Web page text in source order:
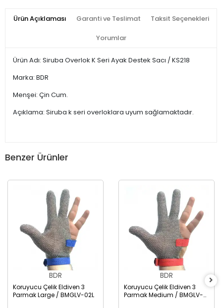
Ürün Açıklaması Garanti ve Teslimat Taksit Seçenekleri
Yorumlar
Ürün Adı: Siruba Overlok K Seri Ayak Destek Sacı / KS218
Marka: BDR
Menşei: Çin Cum.
Açıklama: Siruba k seri overloklara uyum sağlamaktadır.
Benzer Ürünler
BDR
Koruyucu Çelik Eldiven 3
Parmak Large / BMGLV-02L
BDR
Koruyucu Çelik Eldiven 3
Parmak Medium / BMGLV-